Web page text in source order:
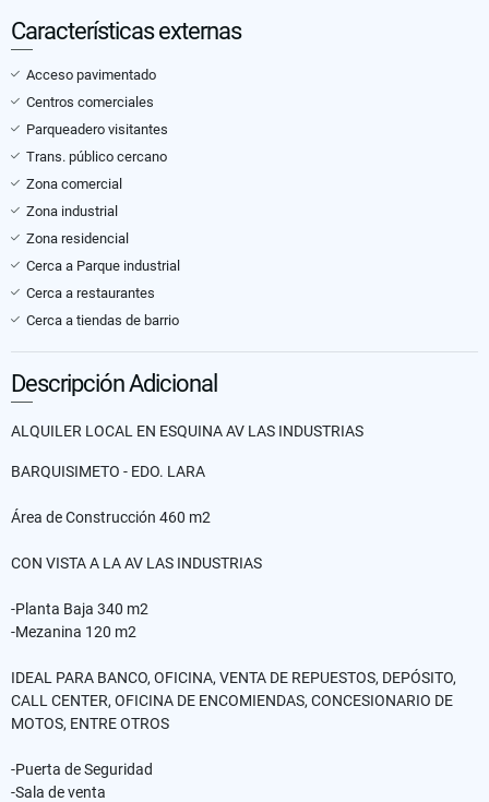
Características externas
Acceso pavimentado
Centros comerciales
Parqueadero visitantes
Trans. público cercano
Zona comercial
Zona industrial
Zona residencial
Cerca a Parque industrial
Cerca a restaurantes
Cerca a tiendas de barrio
Descripción Adicional
ALQUILER LOCAL EN ESQUINA AV LAS INDUSTRIAS
BARQUISIMETO - EDO. LARA
Área de Construcción 460 m2
CON VISTA A LA AV LAS INDUSTRIAS
-Planta Baja 340 m2
-Mezanina 120 m2
IDEAL PARA BANCO, OFICINA, VENTA DE REPUESTOS, DEPÓSITO,
CALL CENTER, OFICINA DE ENCOMIENDAS, CONCESIONARIO DE
MOTOS, ENTRE OTROS
-Puerta de Seguridad
-Sala de venta